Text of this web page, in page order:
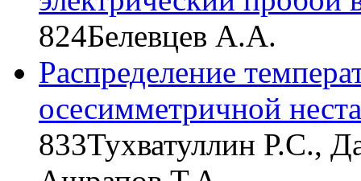
824Белевцев А.А.
Распределение
осесимметричной
833Тухватуллин Р.С.,